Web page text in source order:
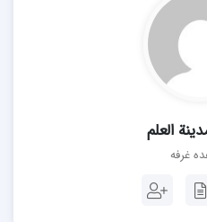
العلم
غرفه